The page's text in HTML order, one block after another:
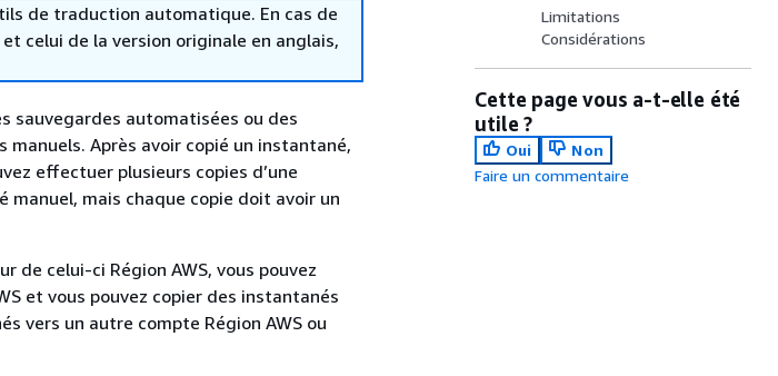
de traduction automatique. En cas de
celui de la version originale en anglais,
sauvegardes automatisées ou des
Après avoir copié un instantané,
effectuer plusieurs copies d’une
manuel, mais chaque copie doit avoir un
de celui-ci Région AWS, vous pouvez
et vous pouvez copier des instantanés
vers un autre compte Région AWS ou
Limitations
Considérations
Cette page vous a-t-elle été
utile ?
Oui
Non
Faire un commentaire